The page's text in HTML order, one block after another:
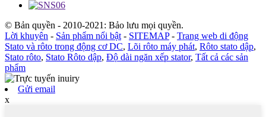
© Bản quyền - 2010-2021: Bảo lưu mọi quyền.
Lời khuyên - Sản phẩm nổi bật - SITEMAP- Trang web di động
Stato và rôto trong động cơ DC, Lõi rôto máy phát, Rôto stato dập,
Stato rôto, Stato Rôto dập, Độ dài ngăn xếp stator, Tất cả các sản
phẩm
Gửi email
x